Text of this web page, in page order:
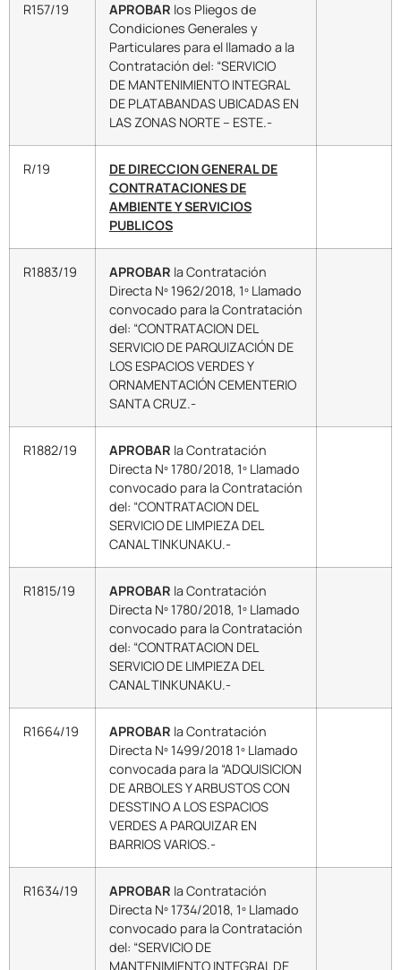
R157/19 APROBAR los Pliegos de
Condiciones Generales y
Particulares para el llamado a la
Contratación del: “SERVICIO
DE MANTENIMIENTO INTEGRAL
DE PLATABANDAS UBICADAS EN
LAS ZONAS NORTE – ESTE.-
R/19
DE DIRECCION GENERAL DE
CONTRATACIONES DE
AMBIENTE Y SERVICIOS
PUBLICOS
R1883/19 APROBAR la Contratación
Directa Nº 1962/2018, 1º Llamado
convocado para la Contratación
del: “CONTRATACION DEL
SERVICIO DE PARQUIZACIÓN DE
LOS ESPACIOS VERDES Y
ORNAMENTACIÓN CEMENTERIO
SANTA CRUZ.-
R1882/19 APROBAR la Contratación
Directa Nº 1780/2018, 1º Llamado
convocado para la Contratación
del: “CONTRATACION DEL
SERVICIO DE LIMPIEZA DEL
CANAL TINKUNAKU.-
R1815/19 APROBAR la Contratación
Directa Nº 1780/2018, 1º Llamado
convocado para la Contratación
del: “CONTRATACION DEL
SERVICIO DE LIMPIEZA DEL
CANAL TINKUNAKU.-
R1664/19 APROBAR la Contratación
Directa Nº 1499/2018 1º Llamado
convocada para la “ADQUISICION
DE ARBOLES Y ARBUSTOS CON
DESSTINO A LOS ESPACIOS
VERDES A PARQUIZAR EN
BARRIOS VARIOS.-
R1634/19 APROBAR la Contratación
Directa Nº 1734/2018, 1º Llamado
convocado para la Contratación
del: “SERVICIO DE
MANTENIMIENTO INTEGRAL DE